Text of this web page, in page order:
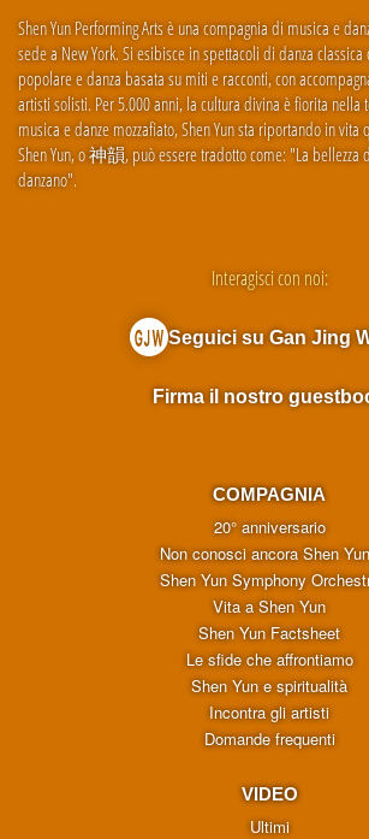
Shen Yun Performing Arts è una compagnia di musica e
sede a New York. Si esibisce in spettacoli di danza classica
popolare e danza basata su miti e racconti, con
artisti solisti. Per 5.000 anni, la cultura divina è fiorita nella
musica e danze mozzafiato, Shen Yun sta riportando in vita
Shen Yun, o 神韻, può essere tradotto come: "La bellezza
danzano".
COMPAGNIA
20° anniversario
Non conosci ancora Shen
Shen Yun Symphony
Vita a Shen Yun
Shen Yun Factsheet
Le sfide che affrontiamo
Shen Yun e spiritualità
Incontra gli artisti
Domande frequenti
VIDEO
Ultimi
Interagisci con noi:
Seguici su Gan Jing
Firma il nostro